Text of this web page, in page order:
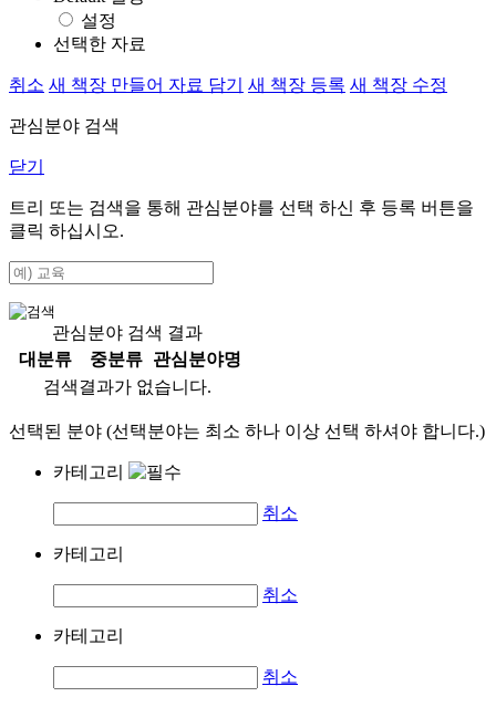
설정
선택한 자료
취소 새 책장 만들어 자료 담기 새 책장 등록 새 책장 수정
관심분야 검색
닫기
트리 또는 검색을 통해 관심분야를 선택 하신 후 등록 버튼을
클릭 하십시오.
관심분야 검색 결과
대분류
중분류
관심분야명
검색결과가 없습니다.
선택된 분야 (선택분야는 최소 하나 이상 선택 하셔야 합니다.)
카테고리
취소
카테고리
취소
카테고리
취소